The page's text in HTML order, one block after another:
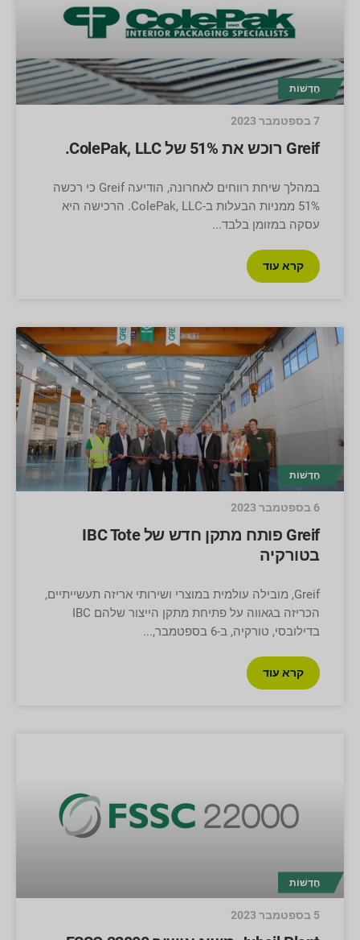
חֲדָשׁוֹת
Greif רוכש את 51% של ColePak, LLC.
במהלך שיחת רווחים לאחרונה, הודיעה Greif כי רכשה
51% ממניות הבעלות ב-ColePak, LLC. הרכישה היא
עסקה במזומן בלבד
קרא עוד
7 בספטמבר 2023
חֲדָשׁוֹת
Greif פותח מתקן חדש של IBC Tote
בטורקיה
Greif, מובילה עולמית במוצרי ושירותי אריזה תעשייתיים,
הכריזה בגאווה על פתיחת מתקן הייצור שלהם IBC
בדילובסי, טורקיה, ב-6 בספטמבר,
קרא עוד
6 בספטמבר 2023
חֲדָשׁוֹת
5 בספטמבר 2023